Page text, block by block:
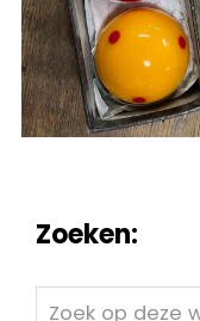
Zoeken:
Zoek